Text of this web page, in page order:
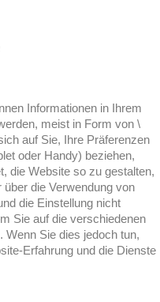
Informationen in Ihrem
meist in Form von \
auf Sie, Ihre Präferenzen
oder Handy) beziehen,
die Website so zu gestalten,
die Verwendung von
die Einstellung nicht
Sie auf die verschiedenen
Wenn Sie dies jedoch tun,
Erfahrung und die Dienste